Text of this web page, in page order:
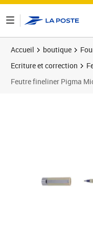
Accueil boutique
Ecriture et correction
Feutre fineliner Pigma